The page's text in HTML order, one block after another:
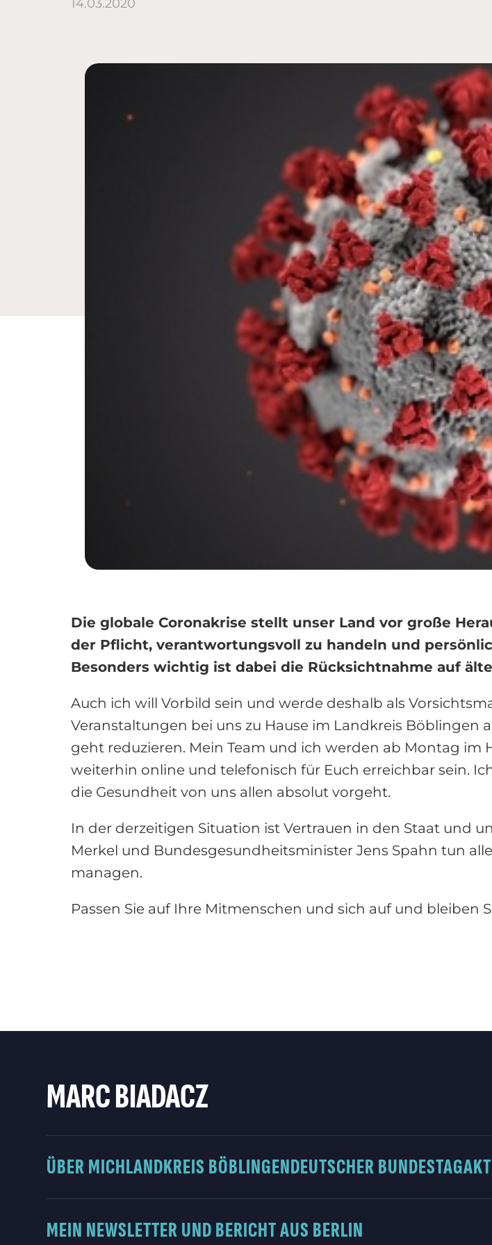
14.03.2020
Die globale Coronakrise stellt unser Land vor große
der Pflicht, verantwortungsvoll zu handeln und
Besonders wichtig ist dabei die Rücksichtnahme auf
Auch ich will Vorbild sein und werde deshalb als
Veranstaltungen bei uns zu Hause im Landkreis Böblingen
geht reduzieren. Mein Team und ich werden ab Montag im
weiterhin online und telefonisch für Euch erreichbar sein.
die Gesundheit von uns allen absolut vorgeht.
In der derzeitigen Situation ist Vertrauen in den Staat und
Merkel und Bundesgesundheitsminister Jens Spahn tun
managen.
Passen Sie auf Ihre Mitmenschen und sich auf und bleiben
MARC BIADACZ
ÜBER MICHLANDKREIS BÖBLINGENDEUTSCHER BUNDESTAG
MEIN NEWSLETTER UND BERICHT AUS BERLIN